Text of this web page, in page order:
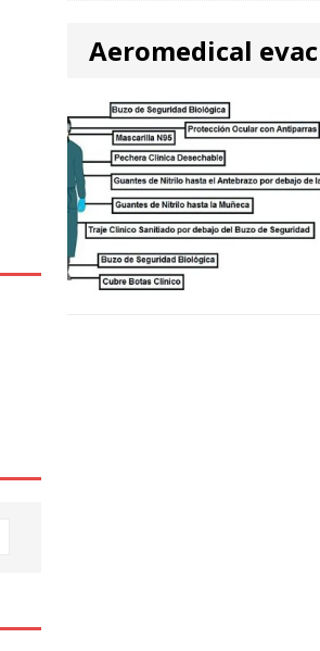
Aeromedical